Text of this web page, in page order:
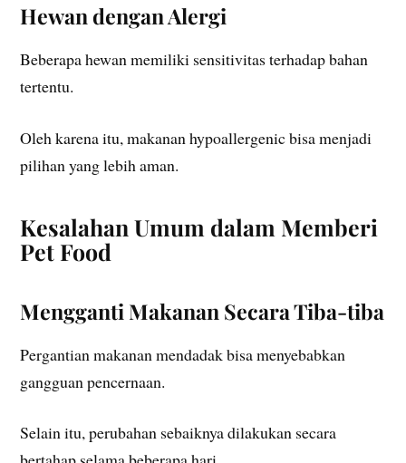
Hewan dengan Alergi
Beberapa hewan memiliki sensitivitas terhadap bahan
tertentu.
Oleh karena itu, makanan hypoallergenic bisa menjadi
pilihan yang lebih aman.
Kesalahan Umum dalam Memberi
Pet Food
Mengganti Makanan Secara Tiba-tiba
Pergantian makanan mendadak bisa menyebabkan
gangguan pencernaan.
Selain itu, perubahan sebaiknya dilakukan secara